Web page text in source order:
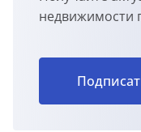
недвижимости